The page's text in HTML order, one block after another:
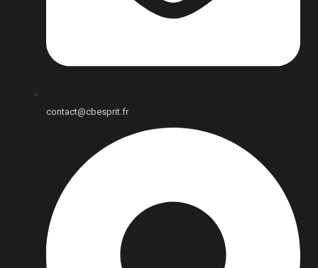
contact@cbesprit.fr